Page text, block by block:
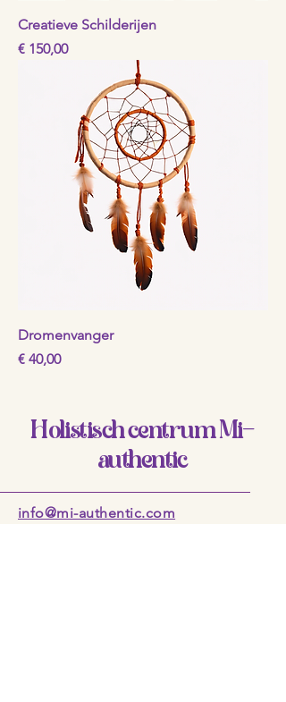
Creatieve Schilderijen
Prijs
€ 150,00
Dromenvanger
Prijs
€ 40,00
Holistisch centrum Mi-
authentic
info@mi-authentic.com